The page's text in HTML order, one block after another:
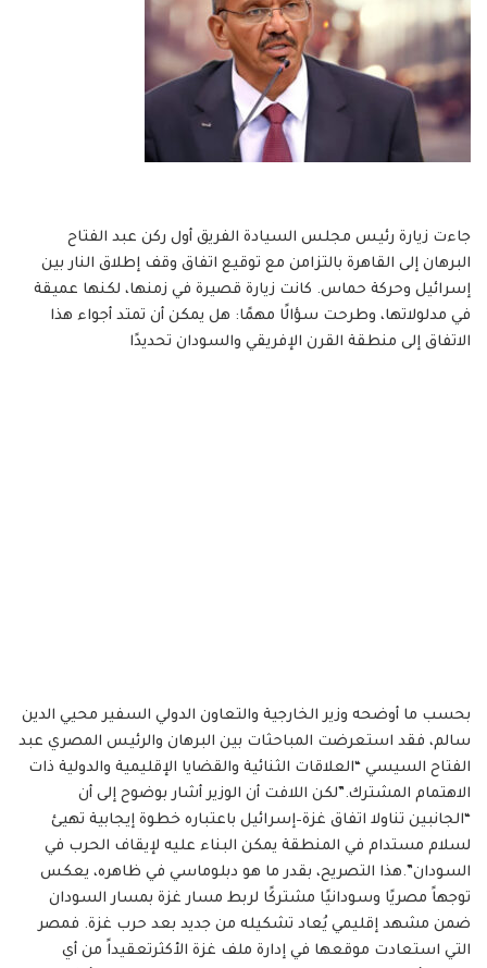
جاءت زيارة رئيس مجلس السيادة الفريق أول ركن عبد الفتاح
البرهان إلى القاهرة بالتزامن مع توقيع اتفاق وقف إطلاق النار بين
إسرائيل وحركة حماس. كانت زيارة قصيرة في زمنها، لكنها عميقة
في مدلولاتها، وطرحت سؤالًا مهمًا: هل يمكن أن تمتد أجواء هذا
الاتفاق إلى منطقة القرن الإفريقي والسودان تحديدًا
بحسب ما أوضحه وزير الخارجية والتعاون الدولي السفير محيي الدين
سالم، فقد استعرضت المباحثات بين البرهان والرئيس المصري عبد
الفتاح السيسي “العلاقات الثنائية والقضايا الإقليمية والدولية ذات
الاهتمام المشترك.”لكن اللافت أن الوزير أشار بوضوح إلى أن
“الجانبين تناولا اتفاق غزة–إسرائيل باعتباره خطوة إيجابية تهيئ
لسلام مستدام في المنطقة يمكن البناء عليه لإيقاف الحرب في
السودان”.هذا التصريح، بقدر ما هو دبلوماسي في ظاهره، يعكس
توجهاً مصريًا وسودانيًا مشتركًا لربط مسار غزة بمسار السودان
ضمن مشهد إقليمي يُعاد تشكيله من جديد بعد حرب غزة. فمصر
التي استعادت موقعها في إدارة ملف غزة الأكثرتعقيداً من أي